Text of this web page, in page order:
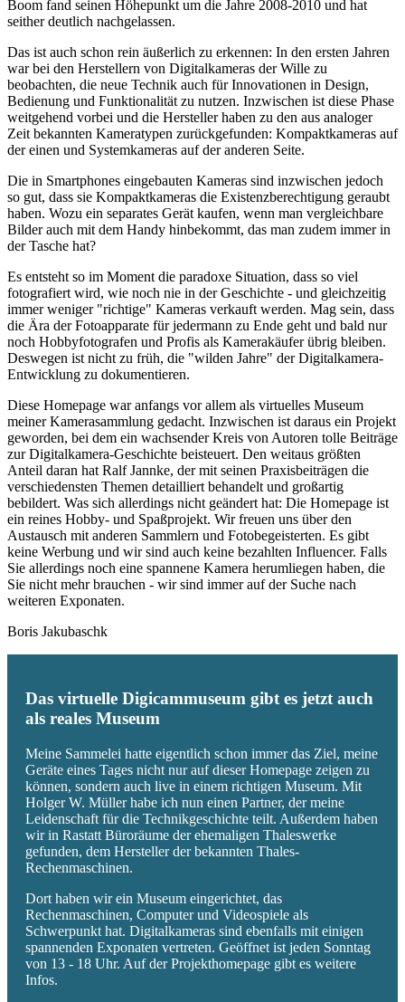
Boom fand seinen Höhepunkt um die Jahre 2008-2010 und hat
seither deutlich nachgelassen.
Das ist auch schon rein äußerlich zu erkennen: In den ersten Jahren
war bei den Herstellern von Digitalkameras der Wille zu
beobachten, die neue Technik auch für Innovationen in Design,
Bedienung und Funktionalität zu nutzen. Inzwischen ist diese Phase
weitgehend vorbei und die Hersteller haben zu den aus analoger
Zeit bekannten Kameratypen zurückgefunden: Kompaktkameras auf
der einen und Systemkameras auf der anderen Seite.
Die in Smartphones eingebauten Kameras sind inzwischen jedoch
so gut, dass sie Kompaktkameras die Existenzberechtigung geraubt
haben. Wozu ein separates Gerät kaufen, wenn man vergleichbare
Bilder auch mit dem Handy hinbekommt, das man zudem immer in
der Tasche hat?
Es entsteht so im Moment die paradoxe Situation, dass so viel
fotografiert wird, wie noch nie in der Geschichte - und gleichzeitig
immer weniger "richtige" Kameras verkauft werden. Mag sein, dass
die Ära der Fotoapparate für jedermann zu Ende geht und bald nur
noch Hobbyfotografen und Profis als Kamerakäufer übrig bleiben.
Deswegen ist nicht zu früh, die "wilden Jahre" der Digitalkamera-
Entwicklung zu dokumentieren.
Diese Homepage war anfangs vor allem als virtuelles Museum
meiner Kamerasammlung gedacht. Inzwischen ist daraus ein Projekt
geworden, bei dem ein wachsender Kreis von Autoren tolle Beiträge
zur Digitalkamera-Geschichte beisteuert. Den weitaus größten
Anteil daran hat Ralf Jannke, der mit seinen Praxisbeiträgen die
verschiedensten Themen detailliert behandelt und großartig
bebildert. Was sich allerdings nicht geändert hat: Die Homepage ist
ein reines Hobby- und Spaßprojekt. Wir freuen uns über den
Austausch mit anderen Sammlern und Fotobegeisterten. Es gibt
keine Werbung und wir sind auch keine bezahlten Influencer. Falls
Sie allerdings noch eine spannene Kamera herumliegen haben, die
Sie nicht mehr brauchen - wir sind immer auf der Suche nach
weiteren Exponaten.
Boris Jakubaschk
Das virtuelle Digicammuseum gibt es jetzt auch
als reales Museum
Meine Sammelei hatte eigentlich schon immer das Ziel, meine
Geräte eines Tages nicht nur auf dieser Homepage zeigen zu
können, sondern auch live in einem richtigen Museum. Mit
Holger W. Müller habe ich nun einen Partner, der meine
Leidenschaft für die Technikgeschichte teilt. Außerdem haben
wir in Rastatt Büroräume der ehemaligen Thaleswerke
gefunden, dem Hersteller der bekannten Thales-
Rechenmaschinen.
Dort haben wir ein Museum eingerichtet, das
Rechenmaschinen, Computer und Videospiele als
Schwerpunkt hat. Digitalkameras sind ebenfalls mit einigen
spannenden Exponaten vertreten. Geöffnet ist jeden Sonntag
von 13 - 18 Uhr. Auf der Projekthomepage gibt es weitere
Infos.